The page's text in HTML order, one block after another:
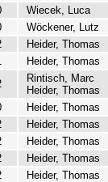
Wiecek, Luca
Wöckener, Lutz
Heider, Thomas
Heider, Thomas
Rintisch, Marc
Heider, Thomas
Heider, Thomas
Heider, Thomas
Heider, Thomas
Heider, Thomas
Heider, Thomas